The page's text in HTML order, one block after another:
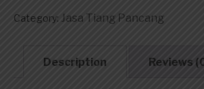
Category: Jasa Tiang Pancang
Description Reviews